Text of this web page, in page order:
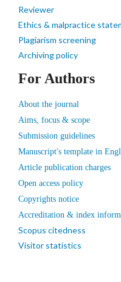
Reviewer
Ethics & malpractice
Plagiarism screening
Archiving policy
For Authors
About the journal
Aims, focus & scope
Submission guidelines
Manuscript's template in
Article publication charges
Open access policy
Copyrights notice
Accreditation & index
Scopus citedness
Visitor statistics